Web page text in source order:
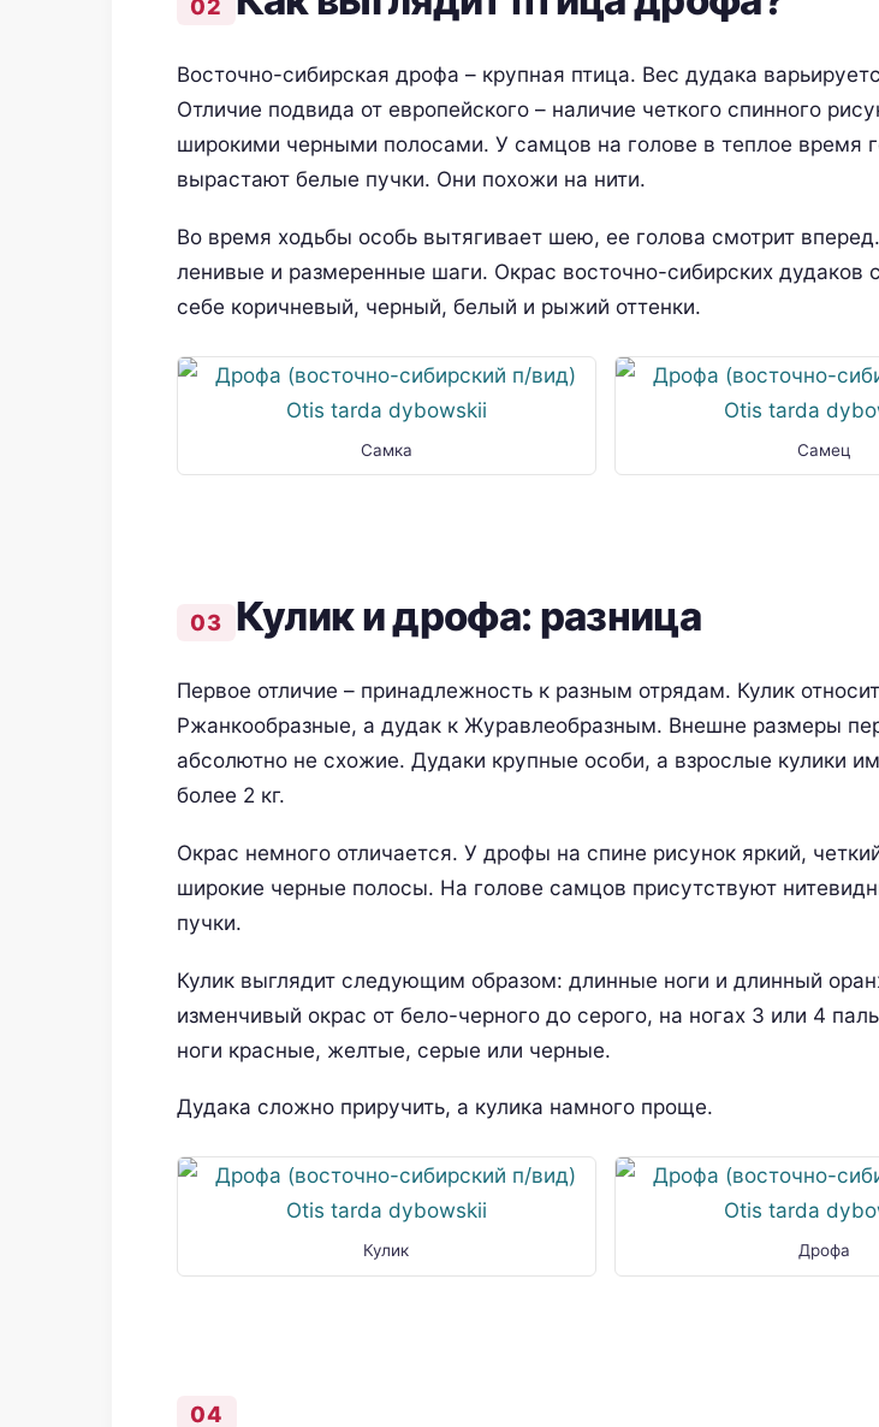
Восточно-сибирская дрофа – крупная птица. Вес дудака
Отличие подвида от европейского – наличие четкого спинного
широкими черными полосами. У самцов на голове в теплое время
вырастают белые пучки. Они похожи на нити.
Во время ходьбы особь вытягивает шею, ее голова смотрит
ленивые и размеренные шаги. Окрас восточно-сибирских дудаков
себе коричневый, черный, белый и рыжий оттенки.
Самка Самец
Кулик и дрофа: разница
Первое отличие – принадлежность к разным отрядам. Кулик
Ржанкообразные, а дудак к Журавлеобразным. Внешне размеры
абсолютно не схожие. Дудаки крупные особи, а взрослые кулики
более 2 кг.
Окрас немного отличается. У дрофы на спине рисунок яркий,
широкие черные полосы. На голове самцов присутствуют
пучки.
Кулик выглядит следующим образом: длинные ноги и длинный
изменчивый окрас от бело-черного до серого, на ногах 3 или 4
ноги красные, желтые, серые или черные.
Дудака сложно приручить, а кулика намного проще.
Кулик Дрофа